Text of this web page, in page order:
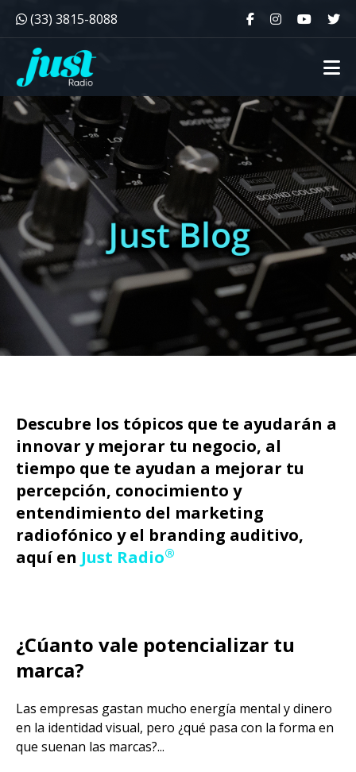
(33) 3815-8088
Descubre los tópicos que te ayudarán a
innovar y mejorar tu negocio, al
tiempo que te ayudan a mejorar tu
percepción, conocimiento y
entendimiento del marketing
radiofónico y el branding auditivo,
aquí en Just Radio®
¿Cúanto vale potencializar tu
marca?
Las empresas gastan mucho energía mental y dinero
en la identidad visual, pero ¿qué pasa con la forma en
que suenan las marcas?...